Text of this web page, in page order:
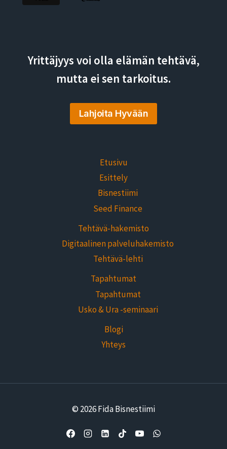
Yrittäjyys voi olla elämän tehtävä,
mutta ei sen tarkoitus.
Lahjoita Hyvään
Etusivu
Esittely
Bisnestiimi
Seed Finance
Tehtävä-hakemisto
Digitaalinen palveluhakemisto
Tehtävä-lehti
Tapahtumat
Tapahtumat
Usko & Ura -seminaari
Blogi
Yhteys
© 2026 Fida Bisnestiimi